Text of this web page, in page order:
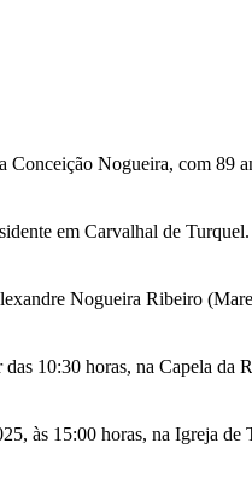
Conceição Nogueira, com 89
em Carvalhal de Turquel.
Nogueira Ribeiro
10:30 horas, na Capela da
às 15:00 horas, na Igreja